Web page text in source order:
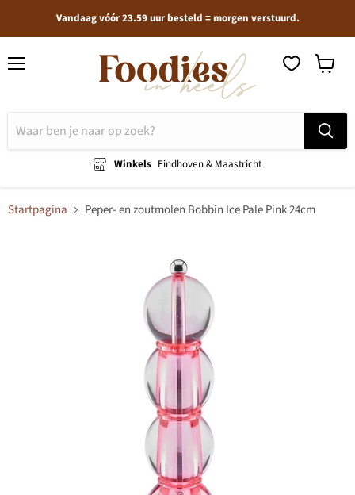
Vandaag vóór 23.59 uur besteld = morgen verstuurd.
Winkels Eindhoven & Maastricht
Startpagina Peper- en zoutmolen Bobbin Ice Pale Pink 24cm